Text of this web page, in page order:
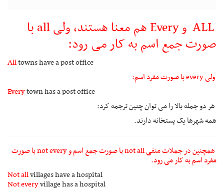
ALL و Every هم معنا هستند، ولی all با
صورت جمع اسم به کار می رود:
Alltowns have a post office
ولی every با صورت مفرد اسم:
Everytown has a post office
هر دو جمله بالا را می توان چنین ترجمه کرد:
همه شهرها یک پستخانه دارند.
همچنین در جملات منفی not all با صورت جمع اسم و not every با صورت
مفرد اسم به کار می رود.
Not allvillages have a hospital
Not everyvillage has a hospital